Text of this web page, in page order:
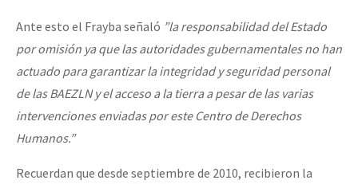
Ante esto el Frayba señaló ”la responsabilidad del Estado
por omisión ya que las autoridades gubernamentales no han
actuado para garantizar la integridad y seguridad personal
de las BAEZLN y el acceso a la tierra a pesar de las varias
intervenciones enviadas por este Centro de Derechos
Humanos.”
Recuerdan que desde septiembre de 2010, recibieron la